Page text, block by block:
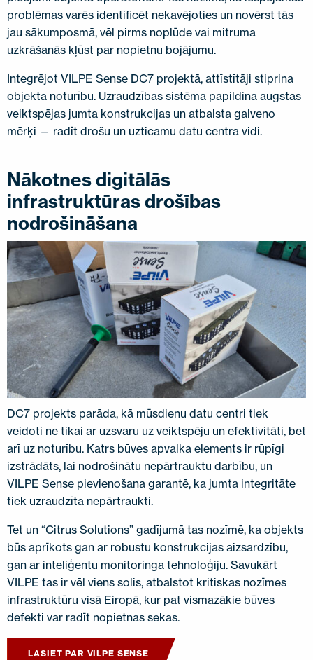
problēmas varēs identificēt nekavējoties un novērst tās
jau sākumposmā, vēl pirms noplūde vai mitruma
uzkrāšanās kļūst par nopietnu bojājumu.
Integrējot VILPE Sense DC7 projektā, attīstītāji stiprina
objekta noturību. Uzraudzības sistēma papildina augstas
veiktspējas jumta konstrukcijas un atbalsta galveno
mērķi — radīt drošu un uzticamu datu centra vidi.
Nākotnes digitālās
infrastruktūras drošības
nodrošināšana
DC7 projekts parāda, kā mūsdienu datu centri tiek
veidoti ne tikai ar uzsvaru uz veiktspēju un efektivitāti, bet
arī uz noturību. Katrs būves apvalka elements ir rūpīgi
izstrādāts, lai nodrošinātu nepārtrauktu darbību, un
VILPE Sense pievienošana garantē, ka jumta integritāte
tiek uzraudzīta nepārtraukti.
Tet un “Citrus Solutions” gadījumā tas nozīmē, ka objekts
būs aprīkots gan ar robustu konstrukcijas aizsardzību,
gan ar inteliģentu monitoringa tehnoloģiju. Savukārt
VILPE tas ir vēl viens solis, atbalstot kritiskas nozīmes
infrastruktūru visā Eiropā, kur pat vismazākie būves
defekti var radīt nopietnas sekas.
LASIET PAR VILPE SENSE